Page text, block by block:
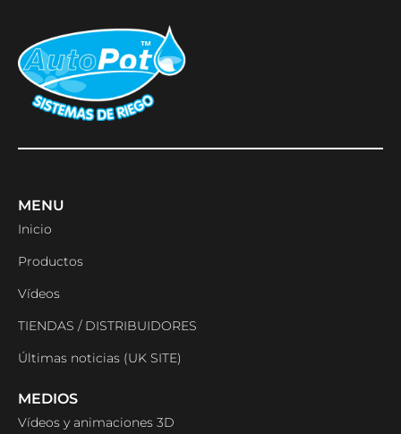
MENU
Inicio
Productos
Vídeos
TIENDAS / DISTRIBUIDORES
Últimas noticias (UK SITE)
MEDIOS
Vídeos y animaciones 3D